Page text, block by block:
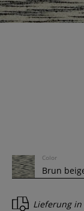
Color
Lieferung in